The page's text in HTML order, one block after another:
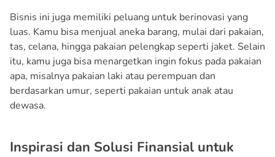
Bisnis ini juga memiliki peluang untuk berinovasi yang
luas. Kamu bisa menjual aneka barang, mulai dari pakaian,
tas, celana, hingga pakaian pelengkap seperti jaket. Selain
itu, kamu juga bisa menargetkan ingin fokus pada pakaian
apa, misalnya pakaian laki atau perempuan dan
berdasarkan umur, seperti pakaian untuk anak atau
dewasa.
Inspirasi dan Solusi Finansial untuk